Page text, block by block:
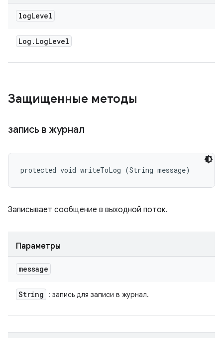
logLevel
Log . LogLevel
Защищенные методы
запись в журнал
protected void writeToLog (String message)
Записывает сообщение в выходной поток.
Параметры
message
String : запись для записи в журнал.